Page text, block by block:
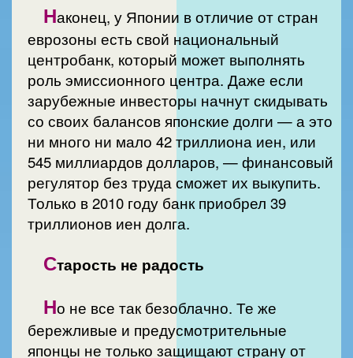
Наконец, у Японии в отличие от стран
еврозоны есть свой национальный
центробанк, который может выполнять
роль эмиссионного центра. Даже если
зарубежные инвесторы начнут скидывать
со своих балансов японские долги — а это
ни много ни мало 42 триллиона иен, или
545 миллиардов долларов, — финансовый
регулятор без труда сможет их выкупить.
Только в 2010 году банк приобрел 39
триллионов иен долга.
Старость не радость
Но не все так безоблачно. Те же
бережливые и предусмотрительные
японцы не только защищают страну от